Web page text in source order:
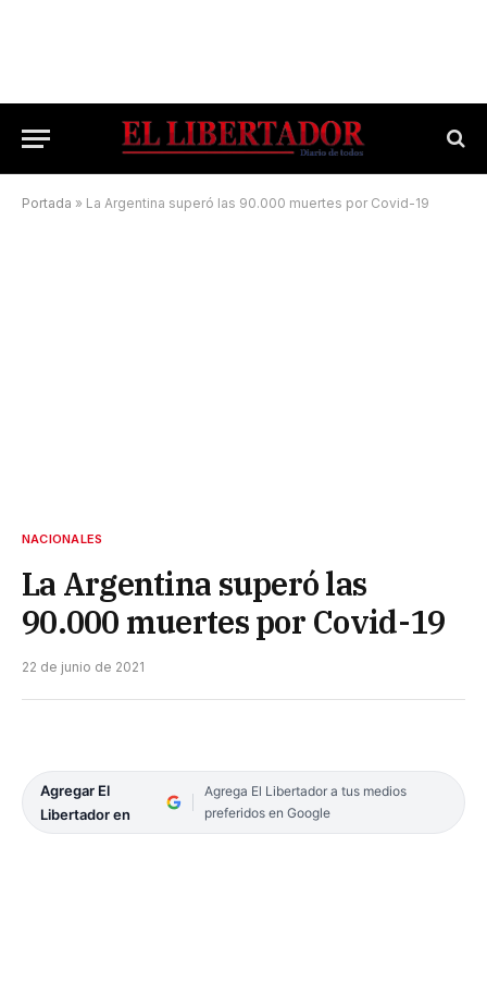
Portada » La Argentina superó las 90.000 muertes por Covid-19
NACIONALES
La Argentina superó las
90.000 muertes por Covid-19
22 de junio de 2021
Agregar El
Libertador en
Agrega El Libertador a tus medios
preferidos en Google